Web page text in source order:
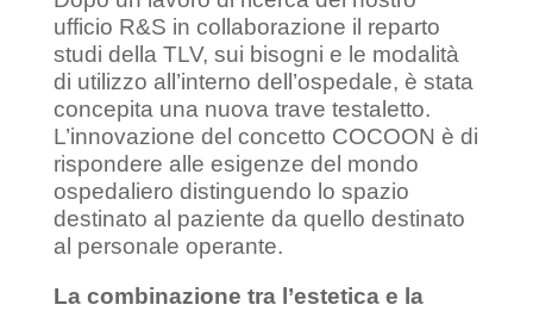
ufficio R&S in collaborazione il reparto
studi della TLV, sui bisogni e le modalità
di utilizzo all’interno dell’ospedale, è stata
concepita una nuova trave testaletto.
L’innovazione del concetto COCOON è di
rispondere alle esigenze del mondo
ospedaliero distinguendo lo spazio
destinato al paziente da quello destinato
al personale operante.
La combinazione tra l’estetica e la